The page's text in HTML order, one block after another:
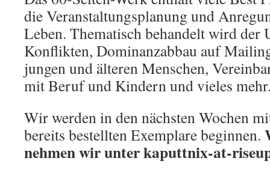
die Veranstaltungsplanung und
Leben. Thematisch behandelt wird der
Konflikten, Dominanzabbau auf
jungen und älteren Menschen,
mit Beruf und Kindern und vieles
Wir werden in den nächsten Wochen
bereits bestellten Exemplare beginnen.
nehmen wir unter kaputtnix-at-